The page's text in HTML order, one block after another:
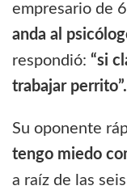
empresario de
anda al
respondió: “si
trabajar perrito”.
Su oponente
tengo miedo
a raíz de las